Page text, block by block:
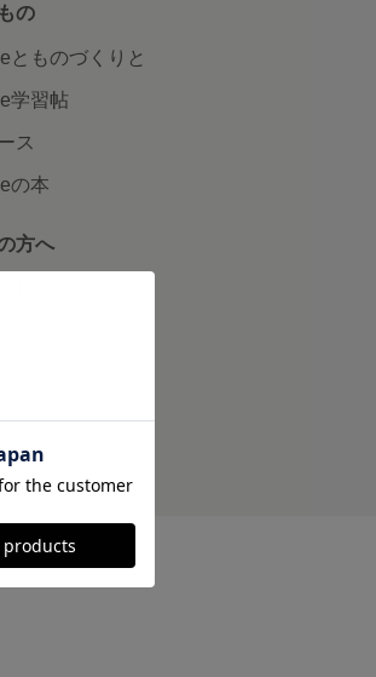
の
とものづくりと
学習帖
ス
の本
方へ
キット